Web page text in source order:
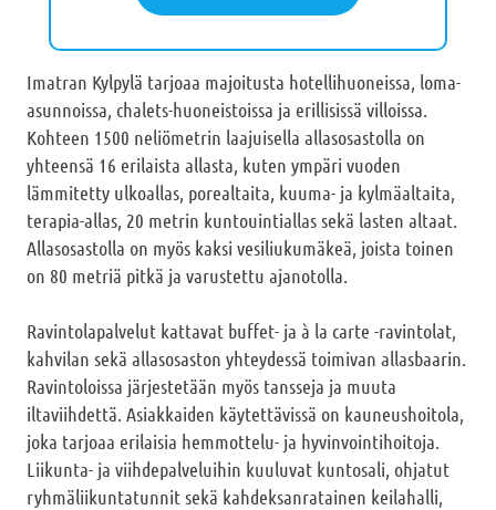
Imatran Kylpylä tarjoaa majoitusta hotellihuoneissa, loma-
asunnoissa, chalets-huoneistoissa ja erillisissä villoissa.
Kohteen 1500 neliömetrin laajuisella allasosastolla on
yhteensä 16 erilaista allasta, kuten ympäri vuoden
lämmitetty ulkoallas, porealtaita, kuuma- ja kylmäaltaita,
terapia-allas, 20 metrin kuntouintiallas sekä lasten altaat.
Allasosastolla on myös kaksi vesiliukumäkeä, joista toinen
on 80 metriä pitkä ja varustettu ajanotolla.
Ravintolapalvelut kattavat buffet- ja à la carte -ravintolat,
kahvilan sekä allasosaston yhteydessä toimivan allasbaarin.
Ravintoloissa järjestetään myös tansseja ja muuta
iltaviihdettä. Asiakkaiden käytettävissä on kauneushoitola,
joka tarjoaa erilaisia hemmottelu- ja hyvinvointihoitoja.
Liikunta- ja viihdepalveluihin kuuluvat kuntosali, ohjatut
ryhmäliikuntatunnit sekä kahdeksanratainen keilahalli,